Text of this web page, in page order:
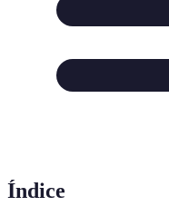
Índice